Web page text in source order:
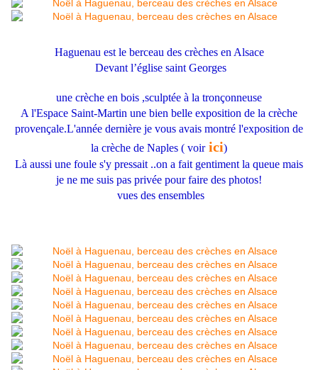
Haguenau est le berceau des crèches en Alsace
Devant l’église saint Georges
une crèche en bois ,sculptée à la tronçonneuse
A l'Espace Saint-Martin une bien belle exposition de la crèche
provençale.L'année dernière je vous avais montré l'exposition de
la crèche de Naples ( voirici)
Là aussi une foule s'y pressait ..on a fait gentiment la queue mais
je ne me suis pas privée pour faire des photos!
vues des ensembles